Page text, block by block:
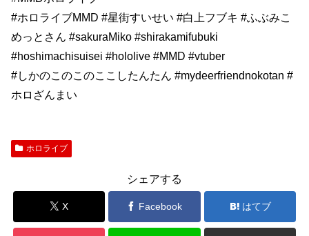
#ホロライブMMD #星街すいせい #白上フブキ #ふぶみこ
めっとさん #sakuraMiko #shirakamifubuki
#hoshimachisuisei #hololive #MMD #vtuber
#しかのこのこのここしたんたん #mydeerfriendnokotan #
ホロざんまい
ホロライブ
シェアする
X Facebook はてブ